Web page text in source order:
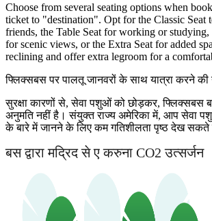
Choose from several seating options when
ticket to "destination". Opt for the Classic Seat
friends, the Table Seat for working or studying,
for scenic views, or the Extra Seat for added
reclining and offer extra legroom for a
फ्लिक्सबस पर पालतू जानवरों के साथ यात्रा करने की
सुरक्षा कारणों से, सेवा पशुओं को छोड़कर, फ्लिक्सबस
अनुमति नहीं है। संयुक्त राज्य अमेरिका में, आप सेवा
के बारे में जानने के लिए कम गतिशीलता पृष्ठ देख सकते
बस द्वारा मद्रिद से ए करुना CO2 उत्सर्जन